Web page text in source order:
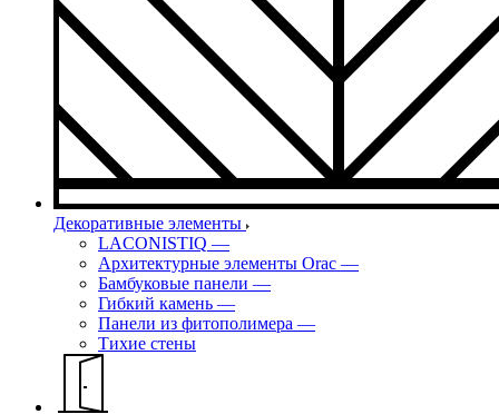
Декоративные элементы
LACONISTIQ —
Архитектурные элементы Orac —
Бамбуковые панели —
Гибкий камень —
Панели из фитополимера —
Тихие стены